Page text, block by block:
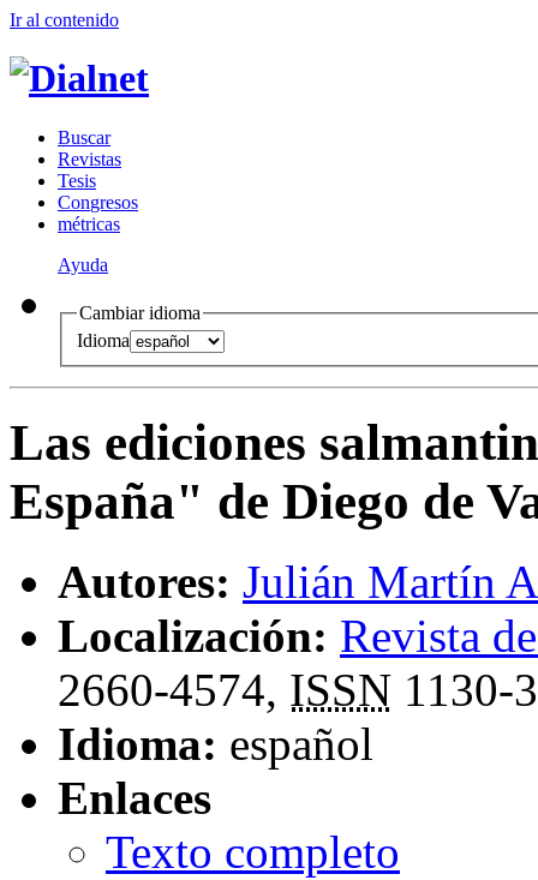
Ir al contenido
Buscar
Revistas
Tesis
Congresos
métricas
Ayuda
Cambiar idioma
Idioma
Las ediciones
España" de Diego de
Autores: Julián Martín
Localización: Revista
2660-4574, ISSN 1130-
Idioma: español
Enlaces
Texto completo